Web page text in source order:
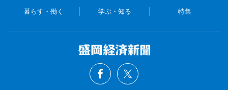
暮らす・働く 学ぶ・知る 特集